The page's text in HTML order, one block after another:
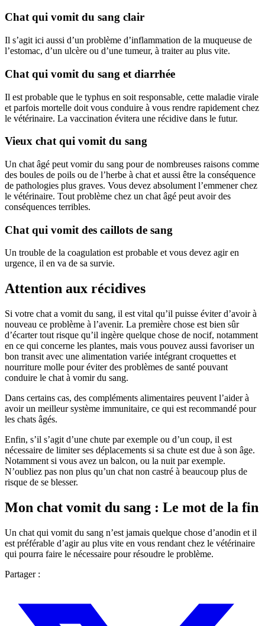
Chat qui vomit du sang clair
Il s’agit ici aussi d’un problème d’inflammation de la muqueuse de
l’estomac, d’un ulcère ou d’une tumeur, à traiter au plus vite.
Chat qui vomit du sang et diarrhée
Il est probable que le typhus en soit responsable, cette maladie virale
et parfois mortelle doit vous conduire à vous rendre rapidement chez
le vétérinaire. La vaccination évitera une récidive dans le futur.
Vieux chat qui vomit du sang
Un chat âgé peut vomir du sang pour de nombreuses raisons comme
des boules de poils ou de l’herbe à chat et aussi être la conséquence
de pathologies plus graves. Vous devez absolument l’emmener chez
le vétérinaire. Tout problème chez un chat âgé peut avoir des
conséquences terribles.
Chat qui vomit des caillots de sang
Un trouble de la coagulation est probable et vous devez agir en
urgence, il en va de sa survie.
Attention aux récidives
Si votre chat a vomit du sang, il est vital qu’il puisse éviter d’avoir à
nouveau ce problème à l’avenir. La première chose est bien sûr
d’écarter tout risque qu’il ingère quelque chose de nocif, notamment
en ce qui concerne les plantes, mais vous pouvez aussi favoriser un
bon transit avec une alimentation variée intégrant croquettes et
nourriture molle pour éviter des problèmes de santé pouvant
conduire le chat à vomir du sang.
Dans certains cas, des compléments alimentaires peuvent l’aider à
avoir un meilleur système immunitaire, ce qui est recommandé pour
les chats âgés.
Enfin, s’il s’agit d’une chute par exemple ou d’un coup, il est
nécessaire de limiter ses déplacements si sa chute est due à son âge.
Notamment si vous avez un balcon, ou la nuit par exemple.
N’oubliez pas non plus qu’un chat non castré à beaucoup plus de
risque de se blesser.
Mon chat vomit du sang : Le mot de la fin
Un chat qui vomit du sang n’est jamais quelque chose d’anodin et il
est préférable d’agir au plus vite en vous rendant chez le vétérinaire
qui pourra faire le nécessaire pour résoudre le problème.
Partager :